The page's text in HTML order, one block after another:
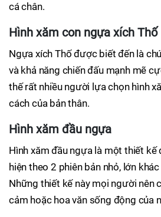
cá chân.
Hình xăm con ngựa xích Thố
Ngựa xích Thố được biết đến là
và khả năng chiến đấu mạnh mẽ
thế rất nhiều người lựa chọn hình
cách của bản thân.
Hình xăm đầu ngựa
Hình xăm đầu ngựa là một thiết
hiện theo 2 phiên bản nhỏ, lớn
Những thiết kế này mọi người nên
cảm hoặc hoa văn sống động của